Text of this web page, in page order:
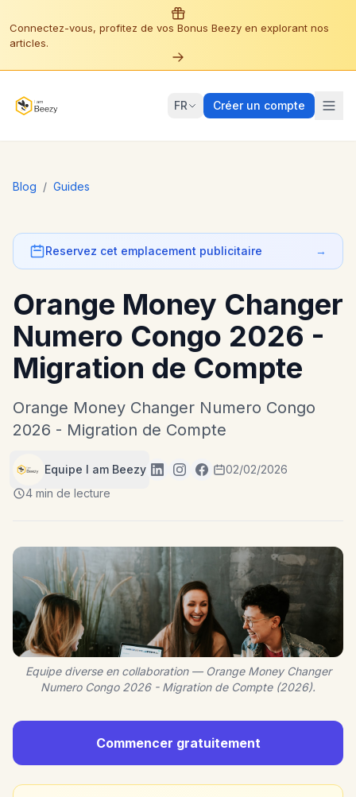
Connectez-vous, profitez de vos Bonus Beezy en explorant nos
articles.
FR Créer un compte
Blog / Guides
Reservez cet emplacement publicitaire →
Orange Money Changer
Numero Congo 2026 -
Migration de Compte
Orange Money Changer Numero Congo
2026 - Migration de Compte
Equipe I am Beezy
02/02/2026
4 min de lecture
Equipe diverse en collaboration — Orange Money Changer
Numero Congo 2026 - Migration de Compte (2026).
Commencer gratuitement